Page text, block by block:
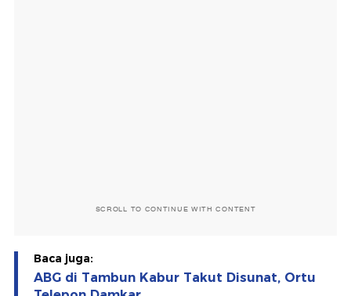
SCROLL TO CONTINUE WITH CONTENT
Baca juga:
ABG di Tambun Kabur Takut Disunat, Ortu